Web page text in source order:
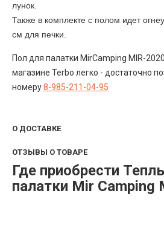
лунок.
Также в комплекте с полом идет
см для печки.
Пол для палатки MirCamping MIR-
магазине Terbo легко - достаточно
номеру8-985-211-04-95
О ДОСТАВКЕ
ОТЗЫВЫ О ТОВАРЕ
Где приобрести
палатки Mir Camping